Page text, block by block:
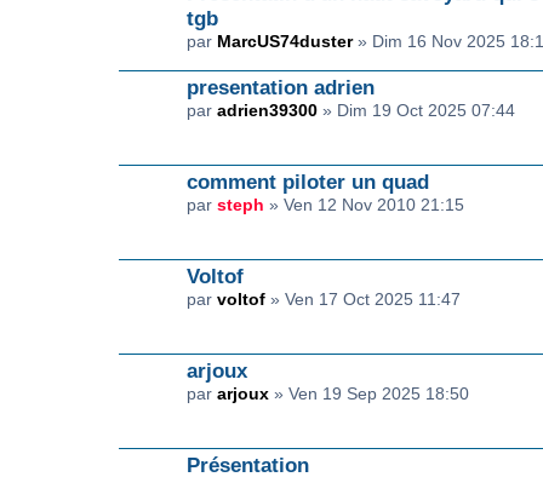
tgb
par MarcUS74duster» Dim 16 Nov 2025
presentation adrien
par adrien39300 » Dim 19 Oct 2025 07:44
comment piloter un quad
par steph » Ven 12 Nov 2010 21:15
Voltof
par voltof » Ven 17 Oct 2025 11:47
arjoux
par arjoux » Ven 19 Sep 2025 18:50
Présentation